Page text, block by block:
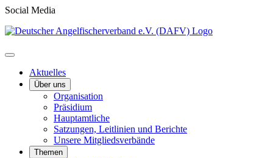
Social Media
Aktuelles
Über uns
Organisation
Präsidium
Hauptamtliche
Satzungen, Leitlinien und Berichte
Unsere Mitgliedsverbände
Themen